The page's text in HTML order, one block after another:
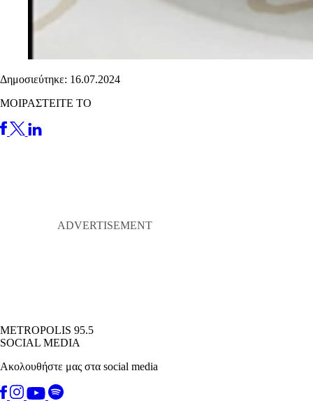
Δημοσιεύτηκε: 16.07.2024
ΜΟΙΡΑΣΤΕΙΤΕ ΤΟ
METROPOLIS 95.5
SOCIAL MEDIA
Ακολουθήστε μας στα social media